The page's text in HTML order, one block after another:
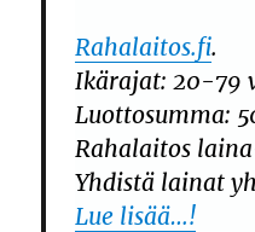
Rahalaitos.fi.
Ikärajat: 20-79
Luottosumma:
Rahalaitos
Yhdistä lainat
Lue lisää…!